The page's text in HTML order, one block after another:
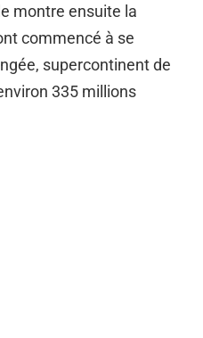
montre ensuite la
commencé à se
supercontinent de
335 millions